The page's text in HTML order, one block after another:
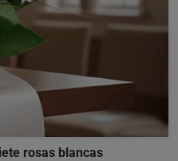
rosas blancas